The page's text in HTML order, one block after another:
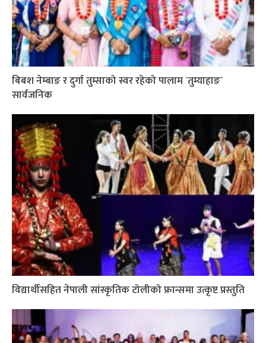
बिबश नेम्बाङ र दुर्गा तुम्साको स्वर रहेको पालाम `तुम्याहाङ´
सार्वजनिक
विद्यार्थीसहित नेपाली सांस्कृतिक टोलीको फ्रान्समा उत्कृष्ट प्रस्तुति